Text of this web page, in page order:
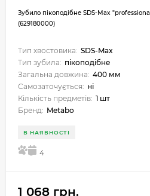
Зубило пікоподібне SDS-Max
(629180000)
Тип хвостовика: SDS-Max
Тип зубила: пікоподібне
Загальна довжина: 400 мм
Самозаточується: ні
Кількість предметів: 1 шт
Бренд: Metabo
В НАЯВНОСТІ
4
1 068 грн.